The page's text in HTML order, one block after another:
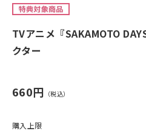
TVアニメ『SAKAMOTO
クター
660円
購入上限